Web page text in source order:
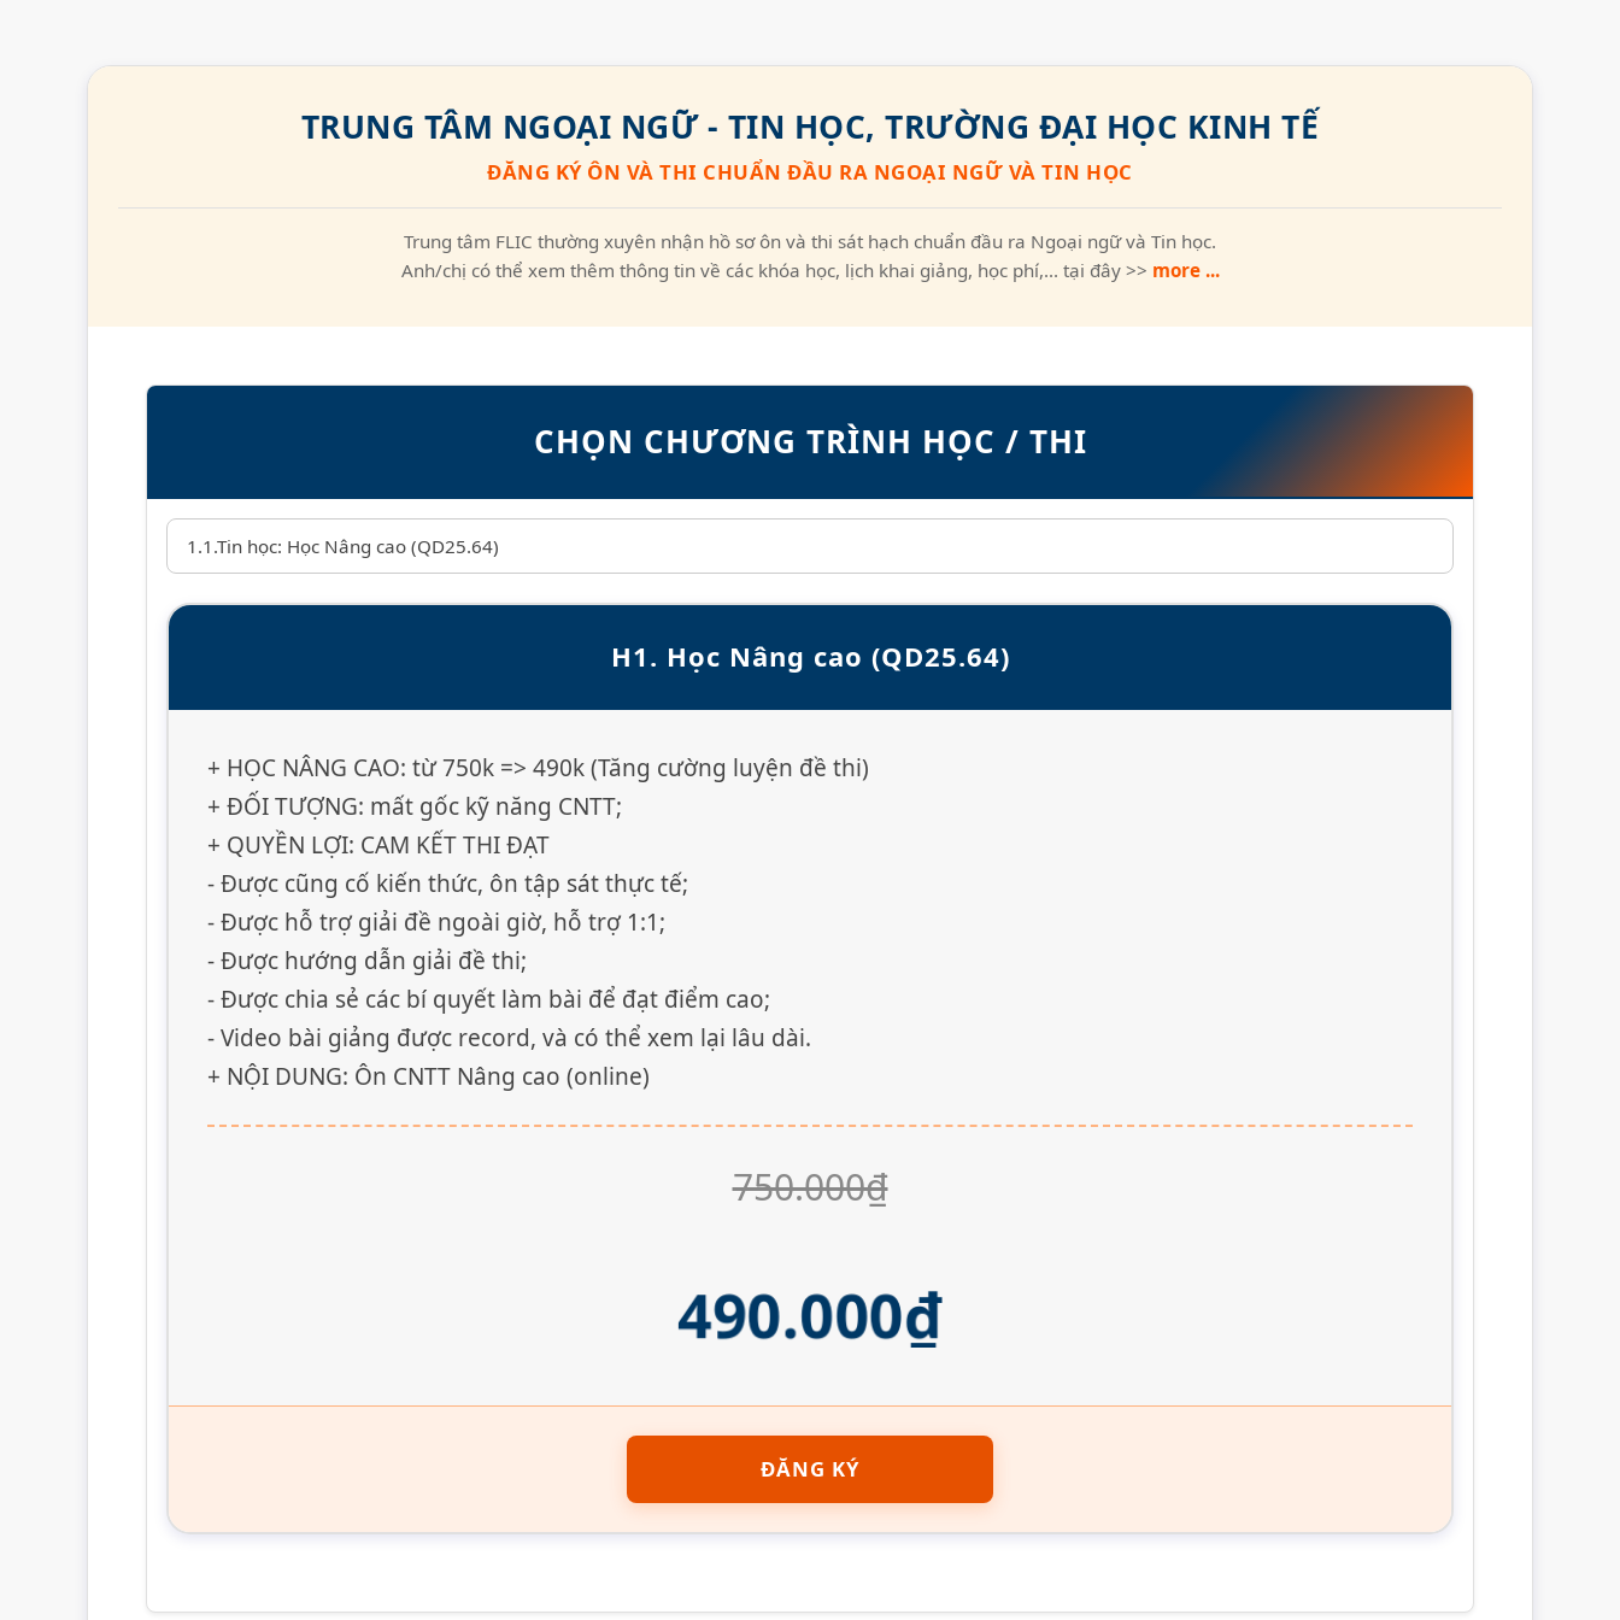
TRUNG TÂM NGOẠI NGỮ - TIN HỌC, TRƯỜNG ĐẠI HỌC KINH TẾ
ĐĂNG KÝ ÔN VÀ THI CHUẨN ĐẦU RA NGOẠI NGỮ VÀ TIN HỌC
Trung tâm FLIC thường xuyên nhận hồ sơ ôn và thi sát hạch chuẩn đầu ra Ngoại ngữ và Tin học.
Anh/chị có thể xem thêm thông tin về các khóa học, lịch khai giảng, học phí,... tại đây >> more ...
CHỌN CHƯƠNG TRÌNH HỌC / THI
H1. Học Nâng cao (QD25.64)
+ HỌC NÂNG CAO: từ 750k => 490k (Tăng cường luyện đề thi)
+ ĐỐI TƯỢNG: mất gốc kỹ năng CNTT;
+ QUYỀN LỢI: CAM KẾT THI ĐẠT
- Được cũng cố kiến thức, ôn tập sát thực tế;
- Được hỗ trợ giải đề ngoài giờ, hỗ trợ 1:1;
- Được hướng dẫn giải đề thi;
- Được chia sẻ các bí quyết làm bài để đạt điểm cao;
- Video bài giảng được record, và có thể xem lại lâu dài.
+ NỘI DUNG: Ôn CNTT Nâng cao (online)
750.000₫
490.000₫